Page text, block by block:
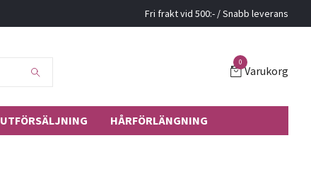
Fri frakt vid 500:- / Snabb leverans
0
Varukorg
UTFÖRSÄLJNING HÅRFÖRLÄNGNING